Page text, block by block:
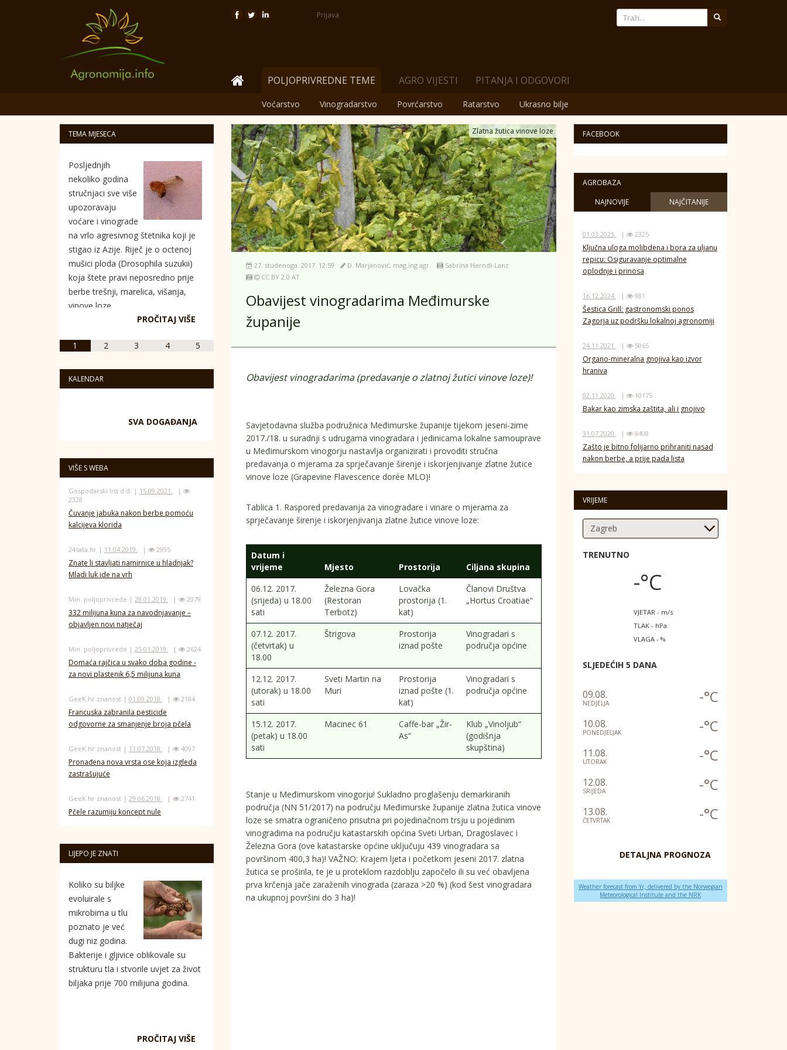
Prijava
POLJOPRIVREDNE TEME
Voćarstvo Vinogradarstvo Povrćarstvo Ratarstvo Ukrasno bilje
AGRO VIJESTI PITANJA I ODGOVORI
Zlatna žutica vinove loze
27. studenoga. 2017. 12:59 D. Marjanović, mag.ing.agr.
Sabrina Herndl-Lanz
CC BY 2.0 AT
Obavijest vinogradarima Međimurske
županije
Obavijest vinogradarima (predavanje o zlatnoj žutici vinove loze)!
Savjetodavna služba podružnica Međimurske županije tijekom jeseni-zime
2017./18. u suradnji s udrugama vinogradara i jedinicama lokalne samouprave
u Međimurskom vinogorju nastavlja organizirati i provoditi stručna
predavanja o mjerama za sprječavanje širenje i iskorjenjivanje zlatne žutice
vinove loze (Grapevine Flavescence dorée MLO)!
Tablica 1. Raspored predavanja za vinogradare i vinare o mjerama za
sprječavanje širenje i iskorjenjivanja zlatne žutice vinove loze:
Datum i
vrijeme
Mjesto Prostorija
Ciljana skupina
06.12. 2017.
(srijeda) u 18.00
sati
Železna Gora
(Restoran
Terbotz)
Lovačka
prostorija (1.
kat)
Članovi Društva
„Hortus Croatiae“
07.12. 2017.
(četvrtak) u
18.00
Štrigova
Prostorija
iznad pošte
Vinogradari s
područja općine
12.12. 2017.
(utorak) u 18.00
sati
Sveti Martin na
Muri
Prostorija
iznad pošte (1.
kat)
Vinogradari s
područja općine
15.12. 2017.
(petak) u 18.00
sati
Macinec 61
Caffe-bar „Žir-
As“
Klub „Vinoljub“
(godišnja
skupština)
Stanje u Međimurskom vinogorju! Sukladno proglašenju demarkiranih
područja (NN 51/2017) na području Međimurske županije zlatna žutica vinove
loze se smatra ograničeno prisutna pri pojedinačnom trsju u pojedinim
vinogradima na području katastarskih općina Sveti Urban, Dragoslavec i
Železna Gora (ove katastarske općine uključuju 439 vinogradara sa
površinom 400,3 ha)! VAŽNO: Krajem ljeta i početkom jeseni 2017. zlatna
žutica se proširila, te je u proteklom razdoblju započelo ili su već obavljena
prva krčenja jače zaraženih vinograda (zaraza >20 %) (kod šest vinogradara
na ukupnoj površini do 3 ha)!
TEMA MJESECA
Posljednjih
nekoliko godina
stručnjaci sve više
upozoravaju
voćare i vinograde
na vrlo agresivnog štetnika koji je
stigao iz Azije. Riječ je o octenoj
mušici ploda (Drosophila suzukii)
koja štete pravi neposredno prije
berbe trešnji, marelica, višanja,
vinove loze...
PROČITAJ VIŠE
1 2 3 4 5
KALENDAR
SVA DOGAĐANJA
VIŠE S WEBA
Gospodarski list d.d. | 15.09.2021.
|
2328
Čuvanje jabuka nakon berbe pomoću
kalcijeva klorida
24sata.hr | 11.04.2019. | 2995
Znate li stavljati namirnice u hladnjak?
Mladi luk ide na vrh
Min. poljoprivrede | 28.01.2019. | 2079
332 milijuna kuna za navodnjavanje –
objavljen novi natječaj
Min. poljoprivrede | 25.01.2019. | 2624
Domaća rajčica u svako doba godine -
za novi plastenik 6,5 milijuna kuna
GeeK.hr znanost | 01.09.2018. | 2184
Francuska zabranila pesticide
odgovorne za smanjenje broja pčela
GeeK.hr znanost | 11.07.2018. | 4097
Pronađena nova vrsta ose koja izgleda
zastrašujuće
GeeK.hr znanost | 29.06.2018. | 2741
Pčele razumiju koncept nule
LIJEPO JE ZNATI
Koliko su biljke
evoluirale s
mikrobima u tlu
poznato je već
dugi niz godina.
Bakterije i gljivice oblikovale su
strukturu tla i stvorile uvjet za život
biljaka prije 700 milijuna godina.
PROČITAJ VIŠE
FACEBOOK
AGROBAZA
NAJNOVIJE
NAJČITANIJE
01.03.2025. | 2325
Ključna uloga molibdena i bora za uljanu
repicu: Osiguravanje optimalne
oplodnje i prinosa
16.12.2024. | 981
Šestica Grill: gastronomski ponos
Zagorja uz podršku lokalnoj agronomiji
24.11.2021. | 5065
Organo-mineralna gnojiva kao izvor
hraniva
02.11.2020. | 10175
Bakar kao zimska zaštita, ali i gnojivo
31.07.2020. | 8408
Zašto je bitno folijarno prihraniti nasad
nakon berbe, a prije pada lista
VRIJEME
TRENUTNO
-°C
VJETAR - m/s
TLAK - hPa
VLAGA - %
SLJEDEĆIH 5 DANA
09.08.
NEDJELJA -°C
10.08.
PONEDJELJAK -°C
11.08.
UTORAK -°C
12.08.
SRIJEDA -°C
13.08.
ČETVRTAK -°C
DETALJNA PROGNOZA
Weather forecast from Yr, delivered by the Norwegian
Meteorological Institute and the NRK